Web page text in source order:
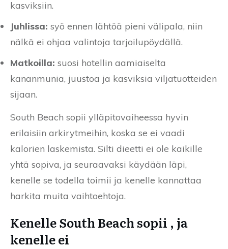
kasviksiin.
Juhlissa: syö ennen lähtöä pieni välipala, niin
nälkä ei ohjaa valintoja tarjoilupöydällä.
Matkoilla: suosi hotellin aamiaiselta
kananmunia, juustoa ja kasviksia viljatuotteiden
sijaan.
South Beach sopii ylläpitovaiheessa hyvin
erilaisiin arkirytmeihin, koska se ei vaadi
kalorien laskemista. Silti dieetti ei ole kaikille
yhtä sopiva, ja seuraavaksi käydään läpi,
kenelle se todella toimii ja kenelle kannattaa
harkita muita vaihtoehtoja.
Kenelle South Beach sopii , ja
kenelle ei